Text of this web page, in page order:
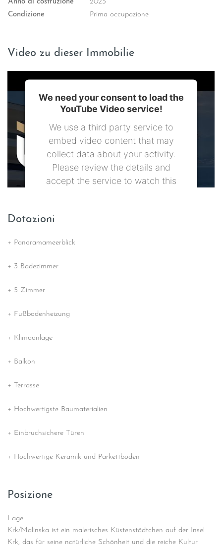
Anno di costruzione
2023
Condizione
Prima occupazione
Video zu dieser Immobilie
We need your consent to load the
YouTube Video service!
We use a third party service to
embed video content that may
collect data about your activity.
Please review the details and
accept the service to watch this
Dotazioni
+ Panoramameerblick
+ 3 Badezimmer
+ 5 Zimmer
+ Fußbodenheizung
+ Klimaanlage
+ Balkon
+ Terrasse
+ Hochwertigste Baumaterialien
+ Einbruchsichere Türen
+ Hochwertige Keramik und Parkettböden
Posizione
Lage:
Krk/Malinska ist ein malerisches Küstenstädtchen auf der Insel
Krk, das für seine natürliche Schönheit und die reiche Kultur